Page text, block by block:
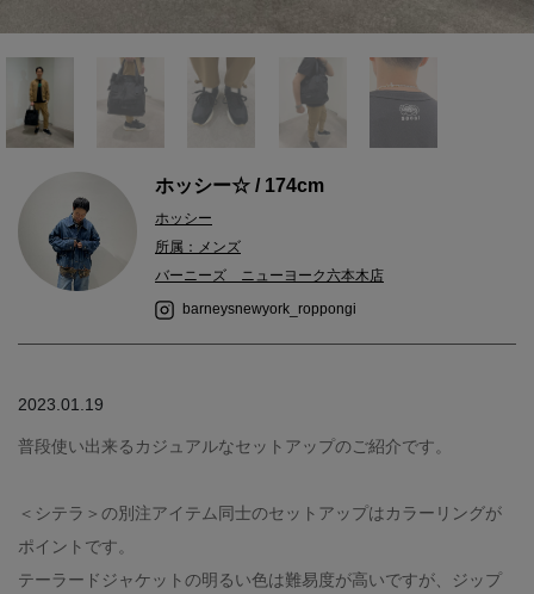
ホッシー☆ / 174cm
ホッシー
所属：メンズ
バーニーズ ニューヨーク六本木店
barneysnewyork_roppongi
2023.01.19
普段使い出来るカジュアルなセットアップのご紹介です。
＜シテラ＞の別注アイテム同士のセットアップはカラーリングが
ポイントです。
テーラードジャケットの明るい色は難易度が高いですが、ジップ